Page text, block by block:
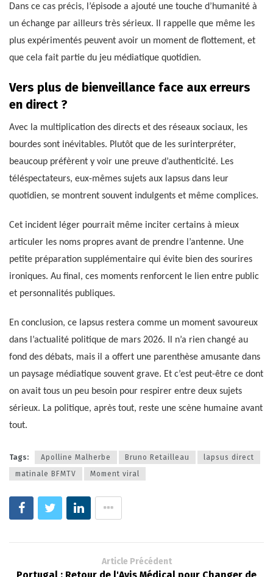
Dans ce cas précis, l’épisode a ajouté une touche d’humanité à
un échange par ailleurs très sérieux. Il rappelle que même les
plus expérimentés peuvent avoir un moment de flottement, et
que cela fait partie du jeu médiatique quotidien.
Vers plus de bienveillance face aux erreurs
en direct ?
Avec la multiplication des directs et des réseaux sociaux, les
bourdes sont inévitables. Plutôt que de les surinterpréter,
beaucoup préfèrent y voir une preuve d’authenticité. Les
téléspectateurs, eux-mêmes sujets aux lapsus dans leur
quotidien, se montrent souvent indulgents et même complices.
Cet incident léger pourrait même inciter certains à mieux
articuler les noms propres avant de prendre l’antenne. Une
petite préparation supplémentaire qui évite bien des sourires
ironiques. Au final, ces moments renforcent le lien entre public
et personnalités publiques.
En conclusion, ce lapsus restera comme un moment savoureux
dans l’actualité politique de mars 2026. Il n’a rien changé au
fond des débats, mais il a offert une parenthèse amusante dans
un paysage médiatique souvent grave. Et c’est peut-être ce dont
on avait tous un peu besoin pour respirer entre deux sujets
sérieux. La politique, après tout, reste une scène humaine avant
tout.
Tags: Apolline Malherbe Bruno Retailleau
lapsus direct
matinale BFMTV
Moment viral
Article Précédent
Portugal : Retour de l'Avis Médical pour Changer de